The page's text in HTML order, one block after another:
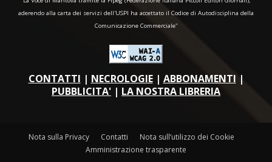
aderendo alla carta dei servizi dell'USPI ha accettato il Codice di Autodisciplina della
Comunicazione Commerciale"
CONTATTI | NECROLOGIE| ABBONAMENTI |
PUBBLICITA' | LA NOSTRA LIBRERIA
Nota sulla Privacy Contatti
Nota sull’utilizzo dei Cookie
Amministrazione trasparente